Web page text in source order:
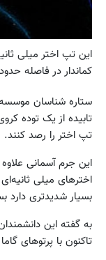
کماندار در فاصله حدود 27 هزار سال نوری قرار دارد.
ستاره شناسان
تابیده از یک توده
تپ اختر را رصد کنند.
این جرم آسمانی
اخترهای میلی
بسیار شدیدتری دارد
تاکنون با پرتوهای